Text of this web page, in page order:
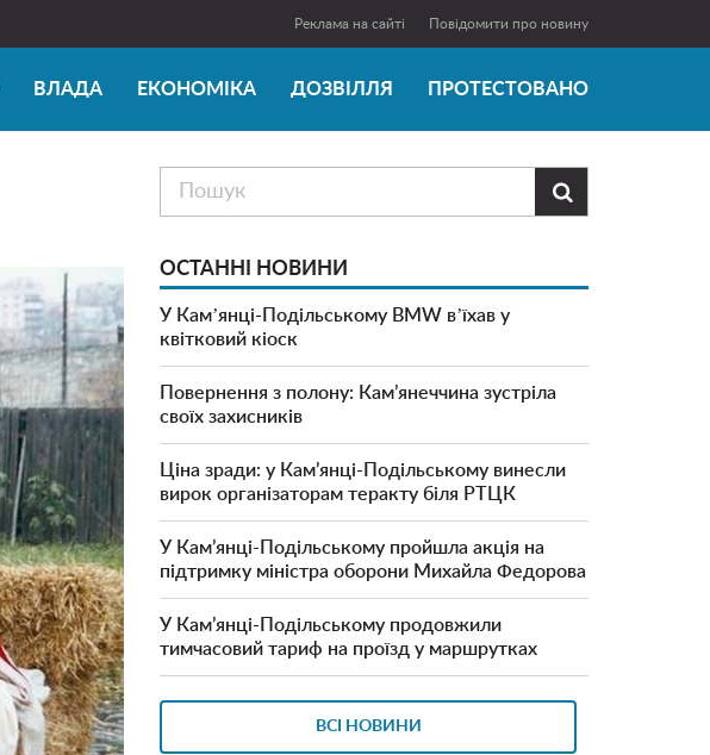
Реклама на сайті Повідомити про новину
ВЛАДА ЕКОНОМІКА ДОЗВІЛЛЯ ПРОТЕСТОВАНО

ОСТАННІ НОВИНИ
У Камʼянці-Подільському BMW вʼїхав у
квітковий кіоск
Повернення з полону: Кам’янеччина зустріла
своїх захисників
Ціна зради: у Кам’янці-Подільському винесли
вирок організаторам теракту біля РТЦК
У Кам’янці-Подільському пройшла акція на
підтримку міністра оборони Михайла Федорова
У Кам’янці-Подільському продовжили
тимчасовий тариф на проїзд у маршрутках
ВСІ НОВИНИ